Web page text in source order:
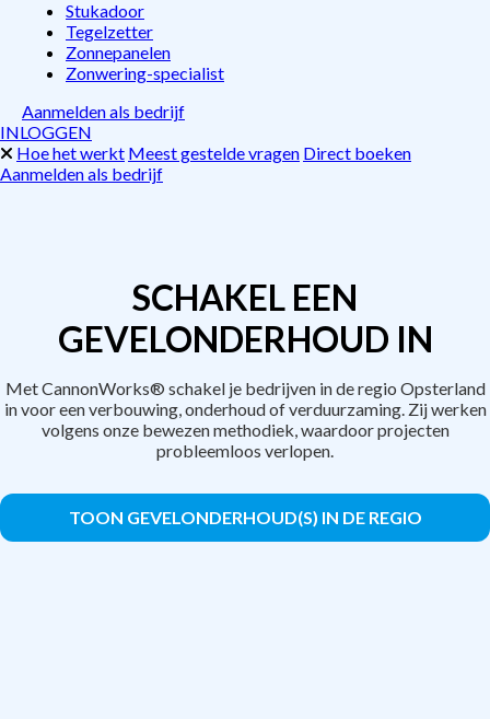
Stukadoor
Tegelzetter
Zonnepanelen
Zonwering-specialist
Aanmelden als bedrijf
INLOGGEN
Hoe het werkt Meest gestelde vragen Direct boeken
Aanmelden als bedrijf
SCHAKEL EEN
GEVELONDERHOUD IN
Met CannonWorks® schakel je bedrijven in de regio Opsterland
in voor een verbouwing, onderhoud of verduurzaming. Zij werken
volgens onze bewezen methodiek, waardoor projecten
probleemloos verlopen.
TOON GEVELONDERHOUD(S) IN DE REGIO